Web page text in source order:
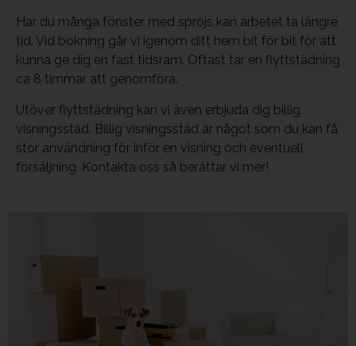
Har du många fönster med spröjs kan arbetet ta längre
tid. Vid bokning går vi igenom ditt hem bit för bit för att
kunna ge dig en fast tidsram. Oftast tar en flyttstädning
ca 8 timmar att genomföra.
Utöver flyttstädning kan vi även erbjuda dig billig
visningsstäd. Billig visningsstäd är något som du kan få
stor användning för inför en visning och eventuell
försäljning. Kontakta oss så berättar vi mer!